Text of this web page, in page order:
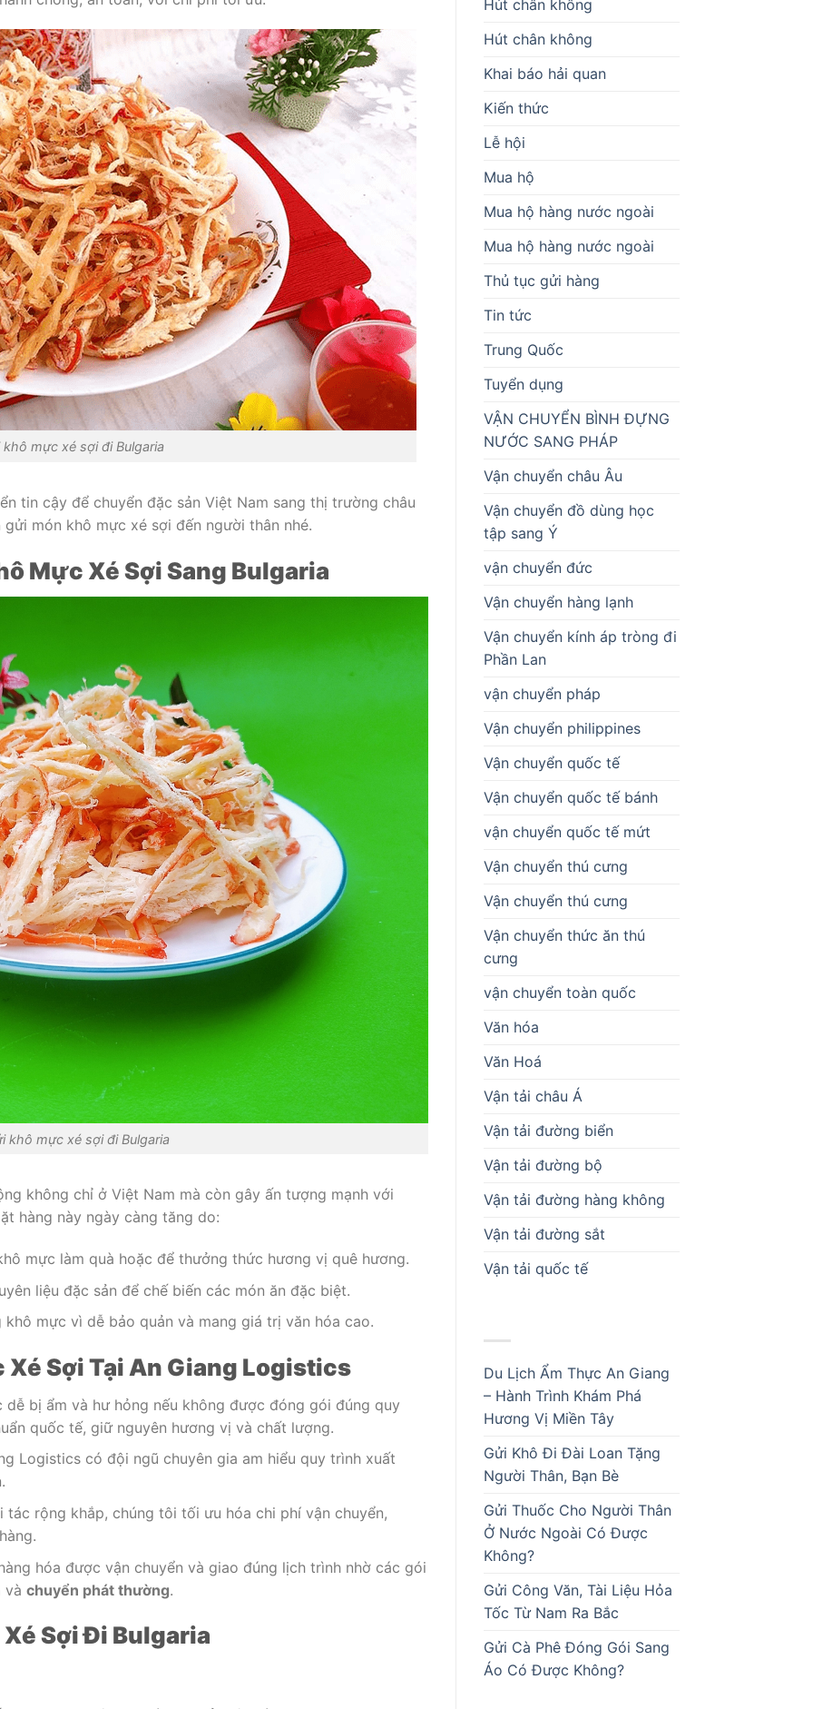
khô mực xé sợi đi Bulgaria
tin cậy để chuyển đặc sản Việt Nam sang thị trường châu
món khô mực xé sợi đến người thân nhé.
Mực Xé Sợi Sang Bulgaria
khô mực xé sợi đi Bulgaria
không chỉ ở Việt Nam mà còn gây ấn tượng mạnh với
hàng này ngày càng tăng do:
mực làm quà hoặc để thưởng thức hương vị quê hương.
liệu đặc sản để chế biến các món ăn đặc biệt.
mực vì dễ bảo quản và mang giá trị văn hóa cao.
Sợi Tại An Giang Logistics
dễ bị ẩm và hư hỏng nếu không được đóng gói đúng quy
quốc tế, giữ nguyên hương vị và chất lượng.
Logistics có đội ngũ chuyên gia am hiểu quy trình xuất
tác rộng khắp, chúng tôi tối ưu hóa chi phí vận chuyển,
hóa được vận chuyển và giao đúng lịch trình nhờ các gói
và chuyển phát thường.
Sợi Đi Bulgaria
Hút chân không
Hút chân không
Khai báo hải quan
Kiến thức
Lễ hội
Mua hộ
Mua hộ hàng nước ngoài
Mua hộ hàng nước ngoài
Thủ tục gửi hàng
Tin tức
Trung Quốc
Tuyển dụng
VẬN CHUYỂN BÌNH ĐỰNG
NƯỚC SANG PHÁP
Vận chuyển châu Âu
Vận chuyển đồ dùng học
tập sang Ý
vận chuyển đức
Vận chuyển hàng lạnh
Vận chuyển kính áp tròng đi
Phần Lan
vận chuyển pháp
Vận chuyển philippines
Vận chuyển quốc tế
Vận chuyển quốc tế bánh
vận chuyển quốc tế mứt
Vận chuyển thú cưng
Vận chuyển thú cưng
Vận chuyển thức ăn thú
cưng
vận chuyển toàn quốc
Văn hóa
Văn Hoá
Vận tải châu Á
Vận tải đường biển
Vận tải đường bộ
Vận tải đường hàng không
Vận tải đường sắt
Vận tải quốc tế
Du Lịch Ẩm Thực An Giang
– Hành Trình Khám Phá
Hương Vị Miền Tây
Gửi Khô Đi Đài Loan Tặng
Người Thân, Bạn Bè
Gửi Thuốc Cho Người Thân
Ở Nước Ngoài Có Được
Không?
Gửi Công Văn, Tài Liệu Hỏa
Tốc Từ Nam Ra Bắc
Gửi Cà Phê Đóng Gói Sang
Áo Có Được Không?